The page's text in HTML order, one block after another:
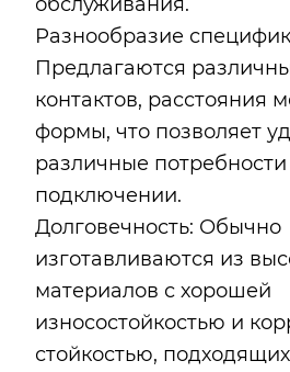
Разнообразие
Предлагаются
контактов, расстояния
формы, что позволяет
различные потребности
подключении.
Долговечность: Обычно
изготавливаются из
материалов с хорошей
износостойкостью и
стойкостью,